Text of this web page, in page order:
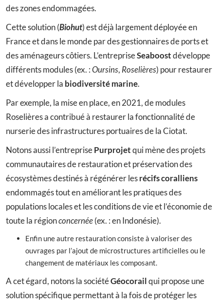
des zones endommagées.
Cette solution (Biohut) est déjà largement déployée en
France et dans le monde par des gestionnaires de ports et
des aménageurs côtiers. L’entrepriseSeaboostdéveloppe
différents modules (ex. :Oursins, Roselières) pour restaurer
et développer la biodiversité marine.
Par exemple, la mise en place, en 2021, de modules
Roselières a contribué à restaurer la fonctionnalité de
nurserie des infrastructures portuaires de la Ciotat.
Notons aussi l’entreprisePurprojetqui mène des projets
communautaires de restauration et préservation des
écosystèmes destinés à régénérer lesrécifs coralliens
endommagés tout en améliorant les pratiques des
populations locales et les conditions de vie et l’économie de
toute la régionconcernée(ex. : en Indonésie).
Enfin une autre restauration consiste à valoriser des
ouvrages par l’ajout de microstructures artificielles ou le
changement de matériaux les composant.
A cet égard, notons la sociétéGéocorailqui propose une
solution spécifique permettant à la fois de protéger les